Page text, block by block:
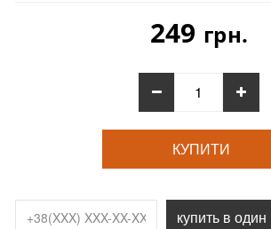
249 грн.
КУПИТИ
купить в один